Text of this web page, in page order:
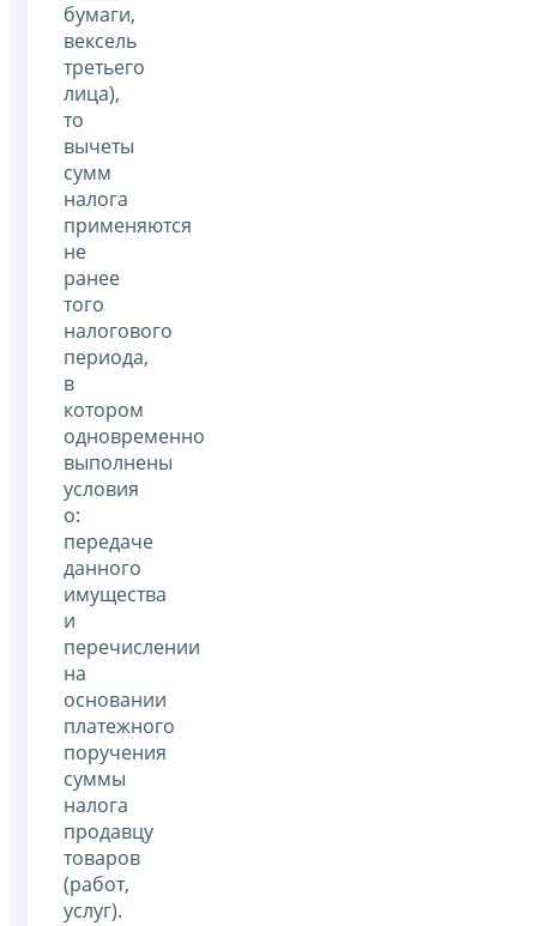
бумаги,
вексель
третьего
лица),
то
вычеты
сумм
налога
применяются
не
ранее
того
налогового
периода,
в
котором
одновременно
выполнены
условия
о:
передаче
данного
имущества
и
перечислении
на
основании
платежного
поручения
суммы
налога
продавцу
товаров
(работ,
услуг).